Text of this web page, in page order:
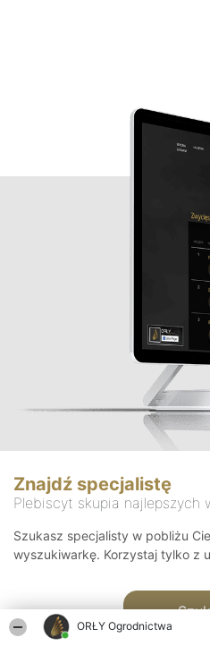
ORŁY Ogrodnictwa
Znajdź specjalistę
Plebiscyt skupia najlepszych
Szukasz specjalisty w pobliżu
wyszukiwarkę. Korzystaj tylko z